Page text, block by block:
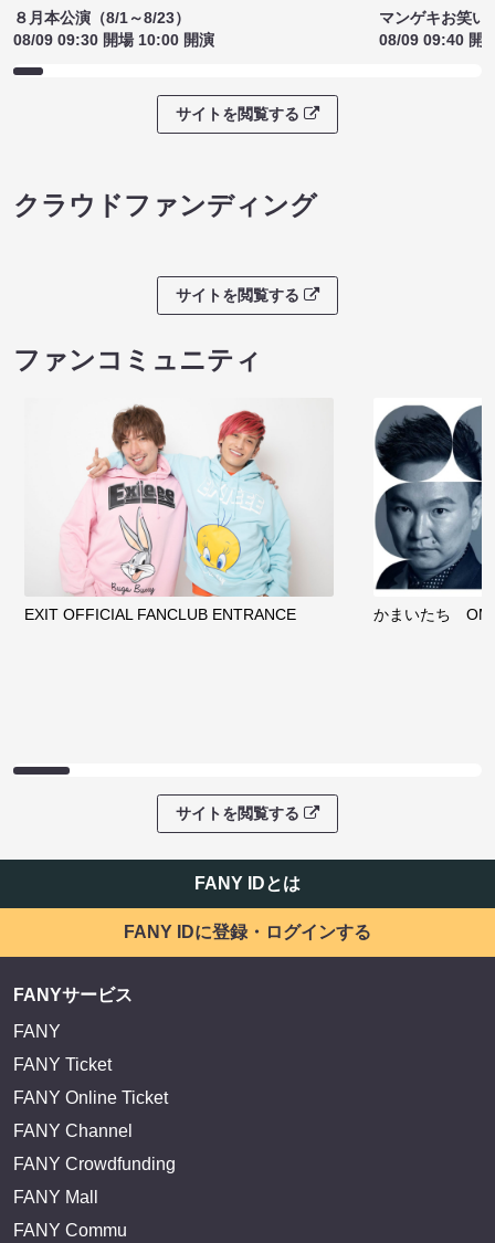
８月本公演（8/1～8/23）
08/09 09:30 開場 10:00 開演
マンゲキお笑い
08/09 09:40 開
サイトを閲覧する
クラウドファンディング
サイトを閲覧する
ファンコミュニティ
EXIT OFFICIAL FANCLUB ENTRANCE かまいたち
サイトを閲覧する
FANY IDとは
FANY IDに登録・ログインする
FANYサービス
FANY
FANY Ticket
FANY Online Ticket
FANY Channel
FANY Crowdfunding
FANY Mall
FANY Commu